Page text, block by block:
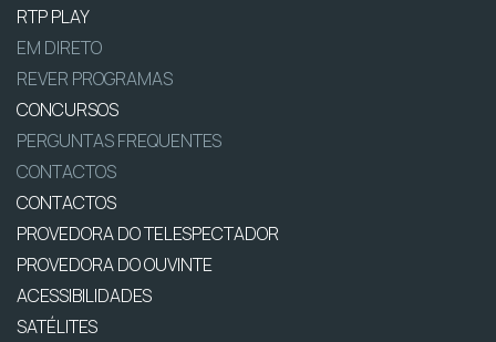
RTP PLAY
EM DIRETO
REVER PROGRAMAS
CONCURSOS
PERGUNTAS FREQUENTES
CONTACTOS
CONTACTOS
PROVEDORA DO TELESPECTADOR
PROVEDORA DO OUVINTE
ACESSIBILIDADES
SATÉLITES